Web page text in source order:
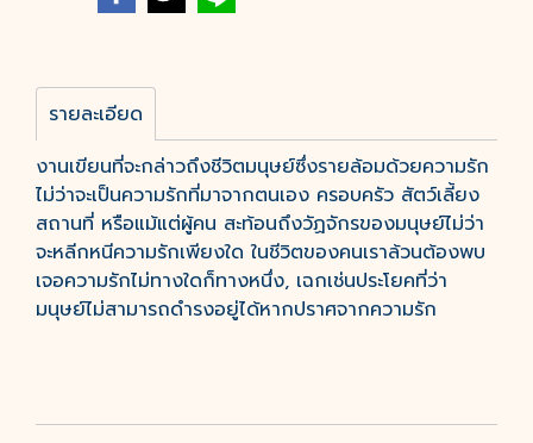
รายละเอียด
งานเขียนที่จะกล่าวถึงชีวิตมนุษย์ซึ่งรายล้อมด้วยความรัก
ไม่ว่าจะเป็นความรักที่มาจากตนเอง ครอบครัว สัตว์เลี้ยง
สถานที่ หรือแม้แต่ผู้คน สะท้อนถึงวัฏจักรของมนุษย์ไม่ว่า
จะหลีกหนีความรักเพียงใด ในชีวิตของคนเราล้วนต้องพบ
เจอความรักไม่ทางใดก็ทางหนึ่ง, เฉกเช่นประโยคที่ว่า
มนุษย์ไม่สามารถดำรงอยู่ได้หากปราศจากความรัก